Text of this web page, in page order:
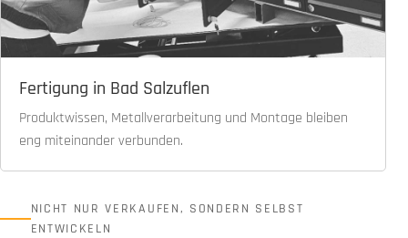
Fertigung in Bad Salzuflen
Produktwissen, Metallverarbeitung und Montage bleiben
eng miteinander verbunden.
NICHT NUR VERKAUFEN, SONDERN SELBST
ENTWICKELN